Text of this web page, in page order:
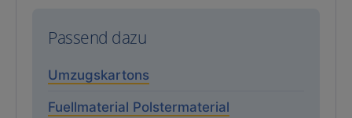
Passend dazu
Umzugskartons
Fuellmaterial Polstermaterial